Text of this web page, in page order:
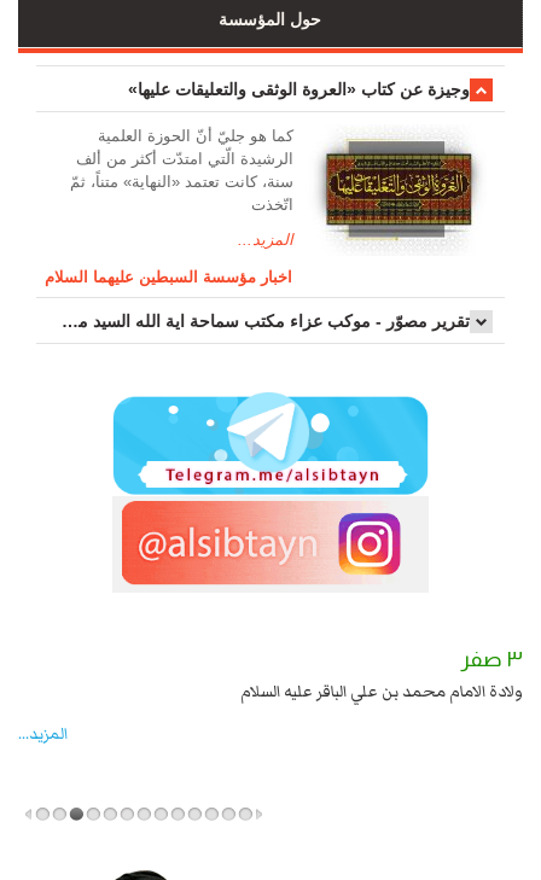
حول المؤسسة
وجیزة عن کتاب «العروة الوثقی والتعلیقات علیها»
کما هو جليّ أنّ الحوزة العلمیة
الرشیدة الّتي امتدّت أكثر من ألف
سنة، كانت تعتمد «النهاية» متناً، ثمّ
اتّخذت
المزيد...
اخبار مؤسسة السبطين عليهما السلام
تقرير مصوّر - موكب عزاء مکتب سماحة اية الله السيد مرتضى الموسوي الاصفهاني في يوم إستشهاد السيدة فاطم...
ولادة الامام محمد بن علي الباقر عليه السلام